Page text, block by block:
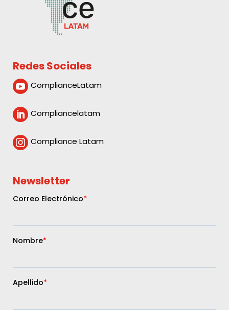
Redes Sociales
 ComplianceLatam
 Compliancelatam
 Compliance Latam
Newsletter